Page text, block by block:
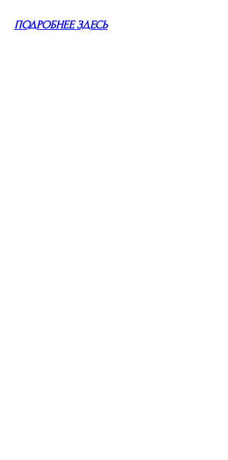
ПОДРОБНЕЕ ЗДЕСЬ